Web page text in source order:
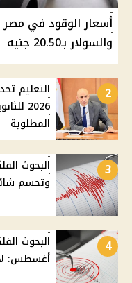
والسولار بـ20.50 جنيه
2
التعليم
2026
المطلوبة
3
البحوث
وتحسم
4
أغسطس: